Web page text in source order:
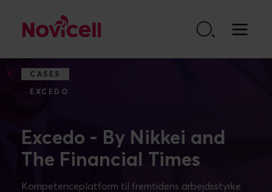
CASES
EXCEDO
Excedo - By Nikkei and
The Financial Times